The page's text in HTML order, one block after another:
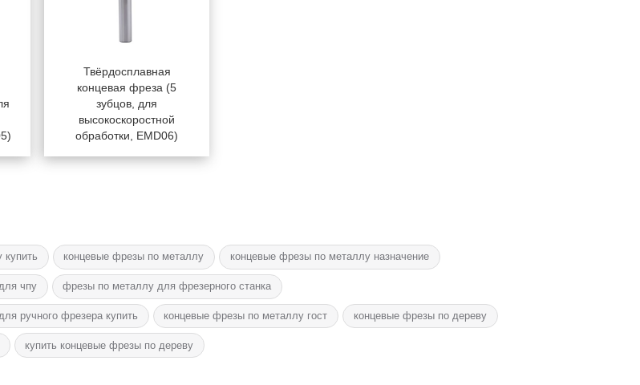
Твёрдосплавная
концевая фреза (5
зубцов, для
высокоскоростной
обработки, EMD06)
концевые фрезы по металлу концевые фрезы по металлу назначение
чпу фрезы по металлу для фрезерного станка
ручного фрезера купить концевые фрезы по металлу гост концевые фрезы по дереву
купить концевые фрезы по дереву